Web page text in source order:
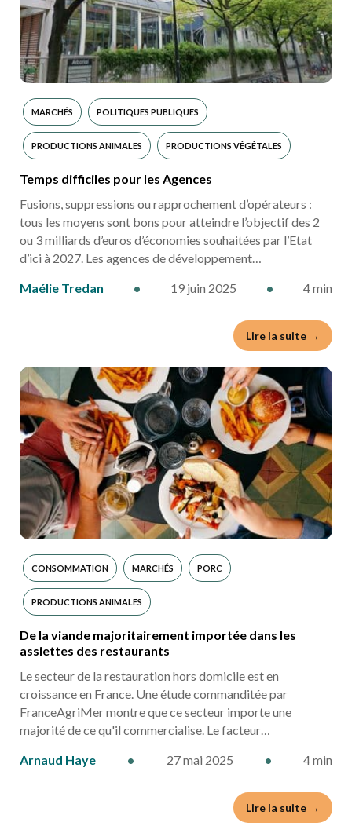
MARCHÉS POLITIQUES PUBLIQUES
PRODUCTIONS ANIMALES PRODUCTIONS VÉGÉTALES
Temps difficiles pour les Agences
Fusions, suppressions ou rapprochement d’opérateurs :
tous les moyens sont bons pour atteindre l’objectif des 2
ou 3 milliards d’euros d’économies souhaitées par l’Etat
d’ici à 2027. Les agences de développement…
Maélie Tredan
• 19 juin 2025 • 4 min
Lire la suite →
CONSOMMATION MARCHÉS PORC
PRODUCTIONS ANIMALES
De la viande majoritairement importée dans les
assiettes des restaurants
Le secteur de la restauration hors domicile est en
croissance en France. Une étude commanditée par
FranceAgriMer montre que ce secteur importe une
majorité de ce qu'il commercialise. Le facteur…
Arnaud Haye
• 27 mai 2025 • 4 min
Lire la suite →